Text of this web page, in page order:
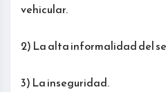
vehicular.
2) La alta informalidad del
3) La inseguridad.